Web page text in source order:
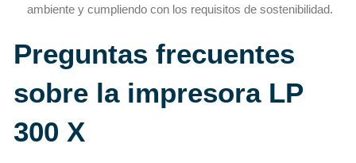
ambiente y cumpliendo con los requisitos de sostenibilidad.
Preguntas frecuentes
sobre la impresora LP
300 X